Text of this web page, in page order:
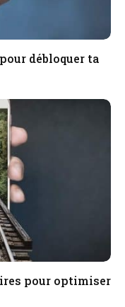
débloquer ta
pour optimiser